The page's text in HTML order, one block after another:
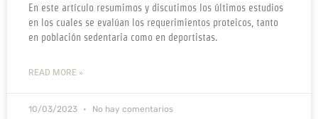
En este artículo resumimos y discutimos los últimos estudios
en los cuales se evalúan los requerimientos proteicos, tanto
en población sedentaria como en deportistas.
READ MORE »
10/03/2023 No hay comentarios